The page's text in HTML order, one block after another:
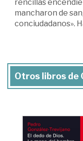
rencillas
mancharon de
conciudadanos».
Otros libros de